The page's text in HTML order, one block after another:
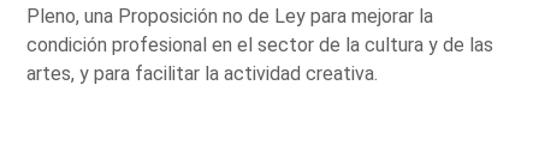
Pleno, una Proposición no de Ley para mejorar la
condición profesional en el sector de la cultura y de las
artes, y para facilitar la actividad creativa.